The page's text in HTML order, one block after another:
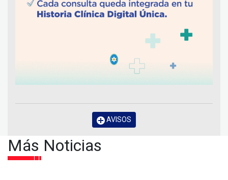
AVISOS
Más Noticias